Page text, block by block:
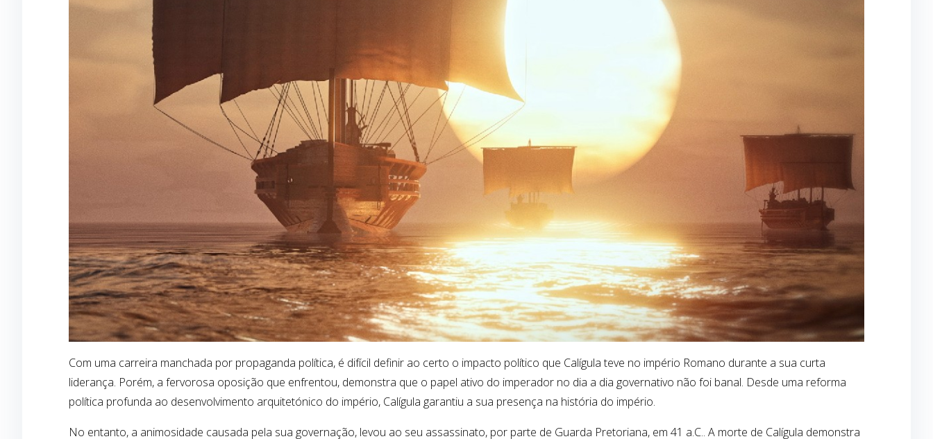
Com uma carreira manchada por propaganda política, é difícil definir ao certo o impacto político que Calígula teve no império Romano durante a sua curta
liderança. Porém, a fervorosa oposição que enfrentou, demonstra que o papel ativo do imperador no dia a dia governativo não foi banal. Desde uma reforma
política profunda ao desenvolvimento arquitetónico do império, Calígula garantiu a sua presença na história do império.
No entanto, a animosidade causada pela sua governação, levou ao seu assassinato, por parte de Guarda Pretoriana, em 41 a.C.. A morte de Calígula demonstra